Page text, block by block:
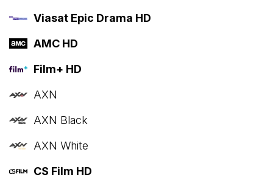
Viasat Epic Drama HD
AMC HD
Film+ HD
AXN
AXN Black
AXN White
CS Film HD